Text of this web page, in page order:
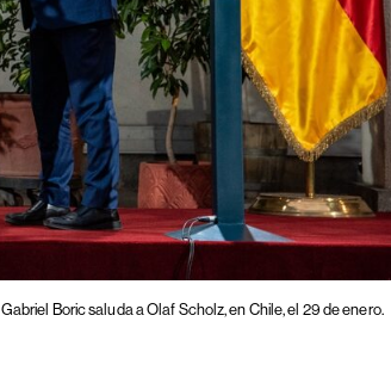
Gabriel Boric saluda a Olaf Scholz, en Chile, el 29 de enero.